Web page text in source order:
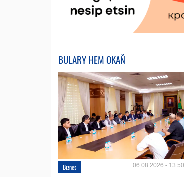
BULARY HEM OKAŇ
Biznes 06.08.2026 - 13:50